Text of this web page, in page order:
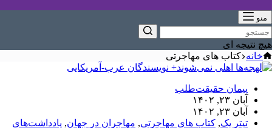
منو
هیچ نتیجه ای
خانه کتاب های مهاجرتی
پیمان حقیقت‌طلب
آبان ۲۳, ۱۴۰۲
آبان ۲۳, ۱۴۰۲
تیتر یک, کتاب های مهاجرتی, مهاجران در جهان, یادداشت‌های